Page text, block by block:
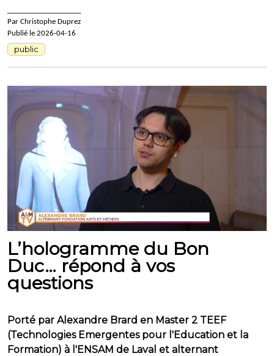
Par Christophe Duprez
Publié le 2026-04-16
public
L’hologramme du Bon
Duc… répond à vos
questions
Porté par Alexandre Brard en Master 2 TEEF
(Technologies Emergentes pour l'Education et la
Formation) à l'ENSAM de Laval et alternant